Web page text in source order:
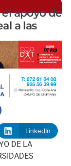
apoyo de
a las
LinkedIn
DE LA